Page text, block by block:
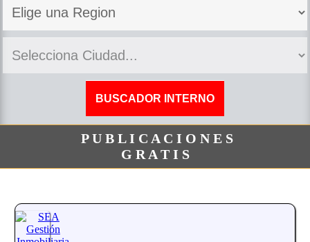
P U B L I C A C I O N E S
G R A T I S